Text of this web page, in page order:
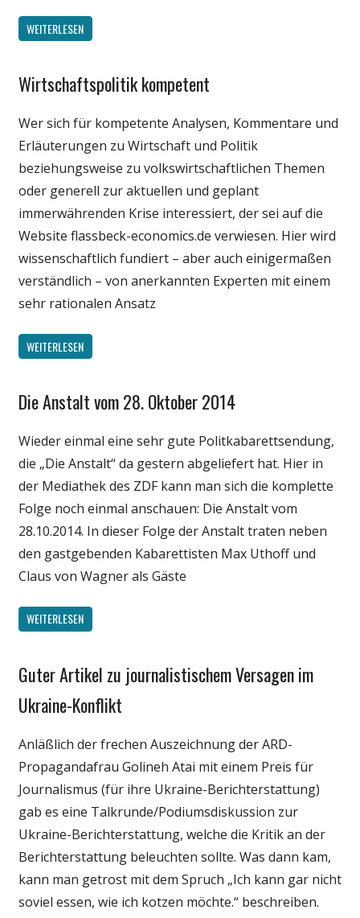
WEITERLESEN
Gesellschaft
Wirtschaft
Wissenschaft
Wirtschaftspolitik kompetent
Wer sich für kompetente Analysen, Kommentare und
Erläuterungen zu Wirtschaft und Politik
beziehungsweise zu volkswirtschaftlichen Themen
oder generell zur aktuellen und geplant
immerwährenden Krise interessiert, der sei auf die
Website flassbeck-economics.de verwiesen. Hier wird
wissenschaftlich fundiert – aber auch einigermaßen
verständlich – von anerkannten Experten mit einem
sehr rationalen Ansatz
WEITERLESEN
Gesellschaft
Medien
Politik
Unterhaltung
Webfundstück
Die Anstalt vom 28. Oktober 2014
Wieder einmal eine sehr gute Politkabarettsendung,
die „Die Anstalt“ da gestern abgeliefert hat. Hier in
der Mediathek des ZDF kann man sich die komplette
Folge noch einmal anschauen: Die Anstalt vom
28.10.2014. In dieser Folge der Anstalt traten neben
den gastgebenden Kabarettisten Max Uthoff und
Claus von Wagner als Gäste
WEITERLESEN
Gesellschaft
Politik
Guter Artikel zu journalistischem Versagen im
Ukraine-Konflikt
Anläßlich der frechen Auszeichnung der ARD-
Propagandafrau Golineh Atai mit einem Preis für
Journalismus (für ihre Ukraine-Berichterstattung)
gab es eine Talkrunde/Podiumsdiskussion zur
Ukraine-Berichterstattung, welche die Kritik an der
Berichterstattung beleuchten sollte. Was dann kam,
kann man getrost mit dem Spruch „Ich kann gar nicht
soviel essen, wie ich kotzen möchte.“ beschreiben.